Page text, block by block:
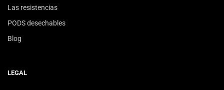
Las resistencias
PODS desechables
Blog
LEGAL